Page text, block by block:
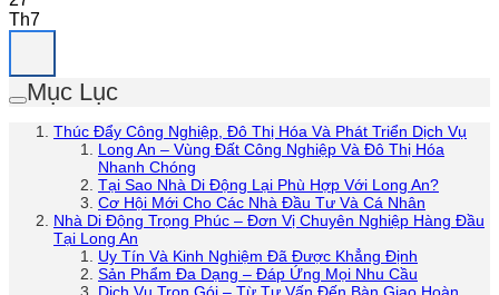
Th7
Mục Lục
Thúc Đẩy Công Nghiệp, Đô Thị Hóa Và Phát Triển Dịch Vụ
Long An – Vùng Đất Công Nghiệp Và Đô Thị Hóa
Nhanh Chóng
Tại Sao Nhà Di Động Lại Phù Hợp Với Long An?
Cơ Hội Mới Cho Các Nhà Đầu Tư Và Cá Nhân
Nhà Di Động Trọng Phúc – Đơn Vị Chuyên Nghiệp Hàng Đầu
Tại Long An
Uy Tín Và Kinh Nghiệm Đã Được Khẳng Định
Sản Phẩm Đa Dạng – Đáp Ứng Mọi Nhu Cầu